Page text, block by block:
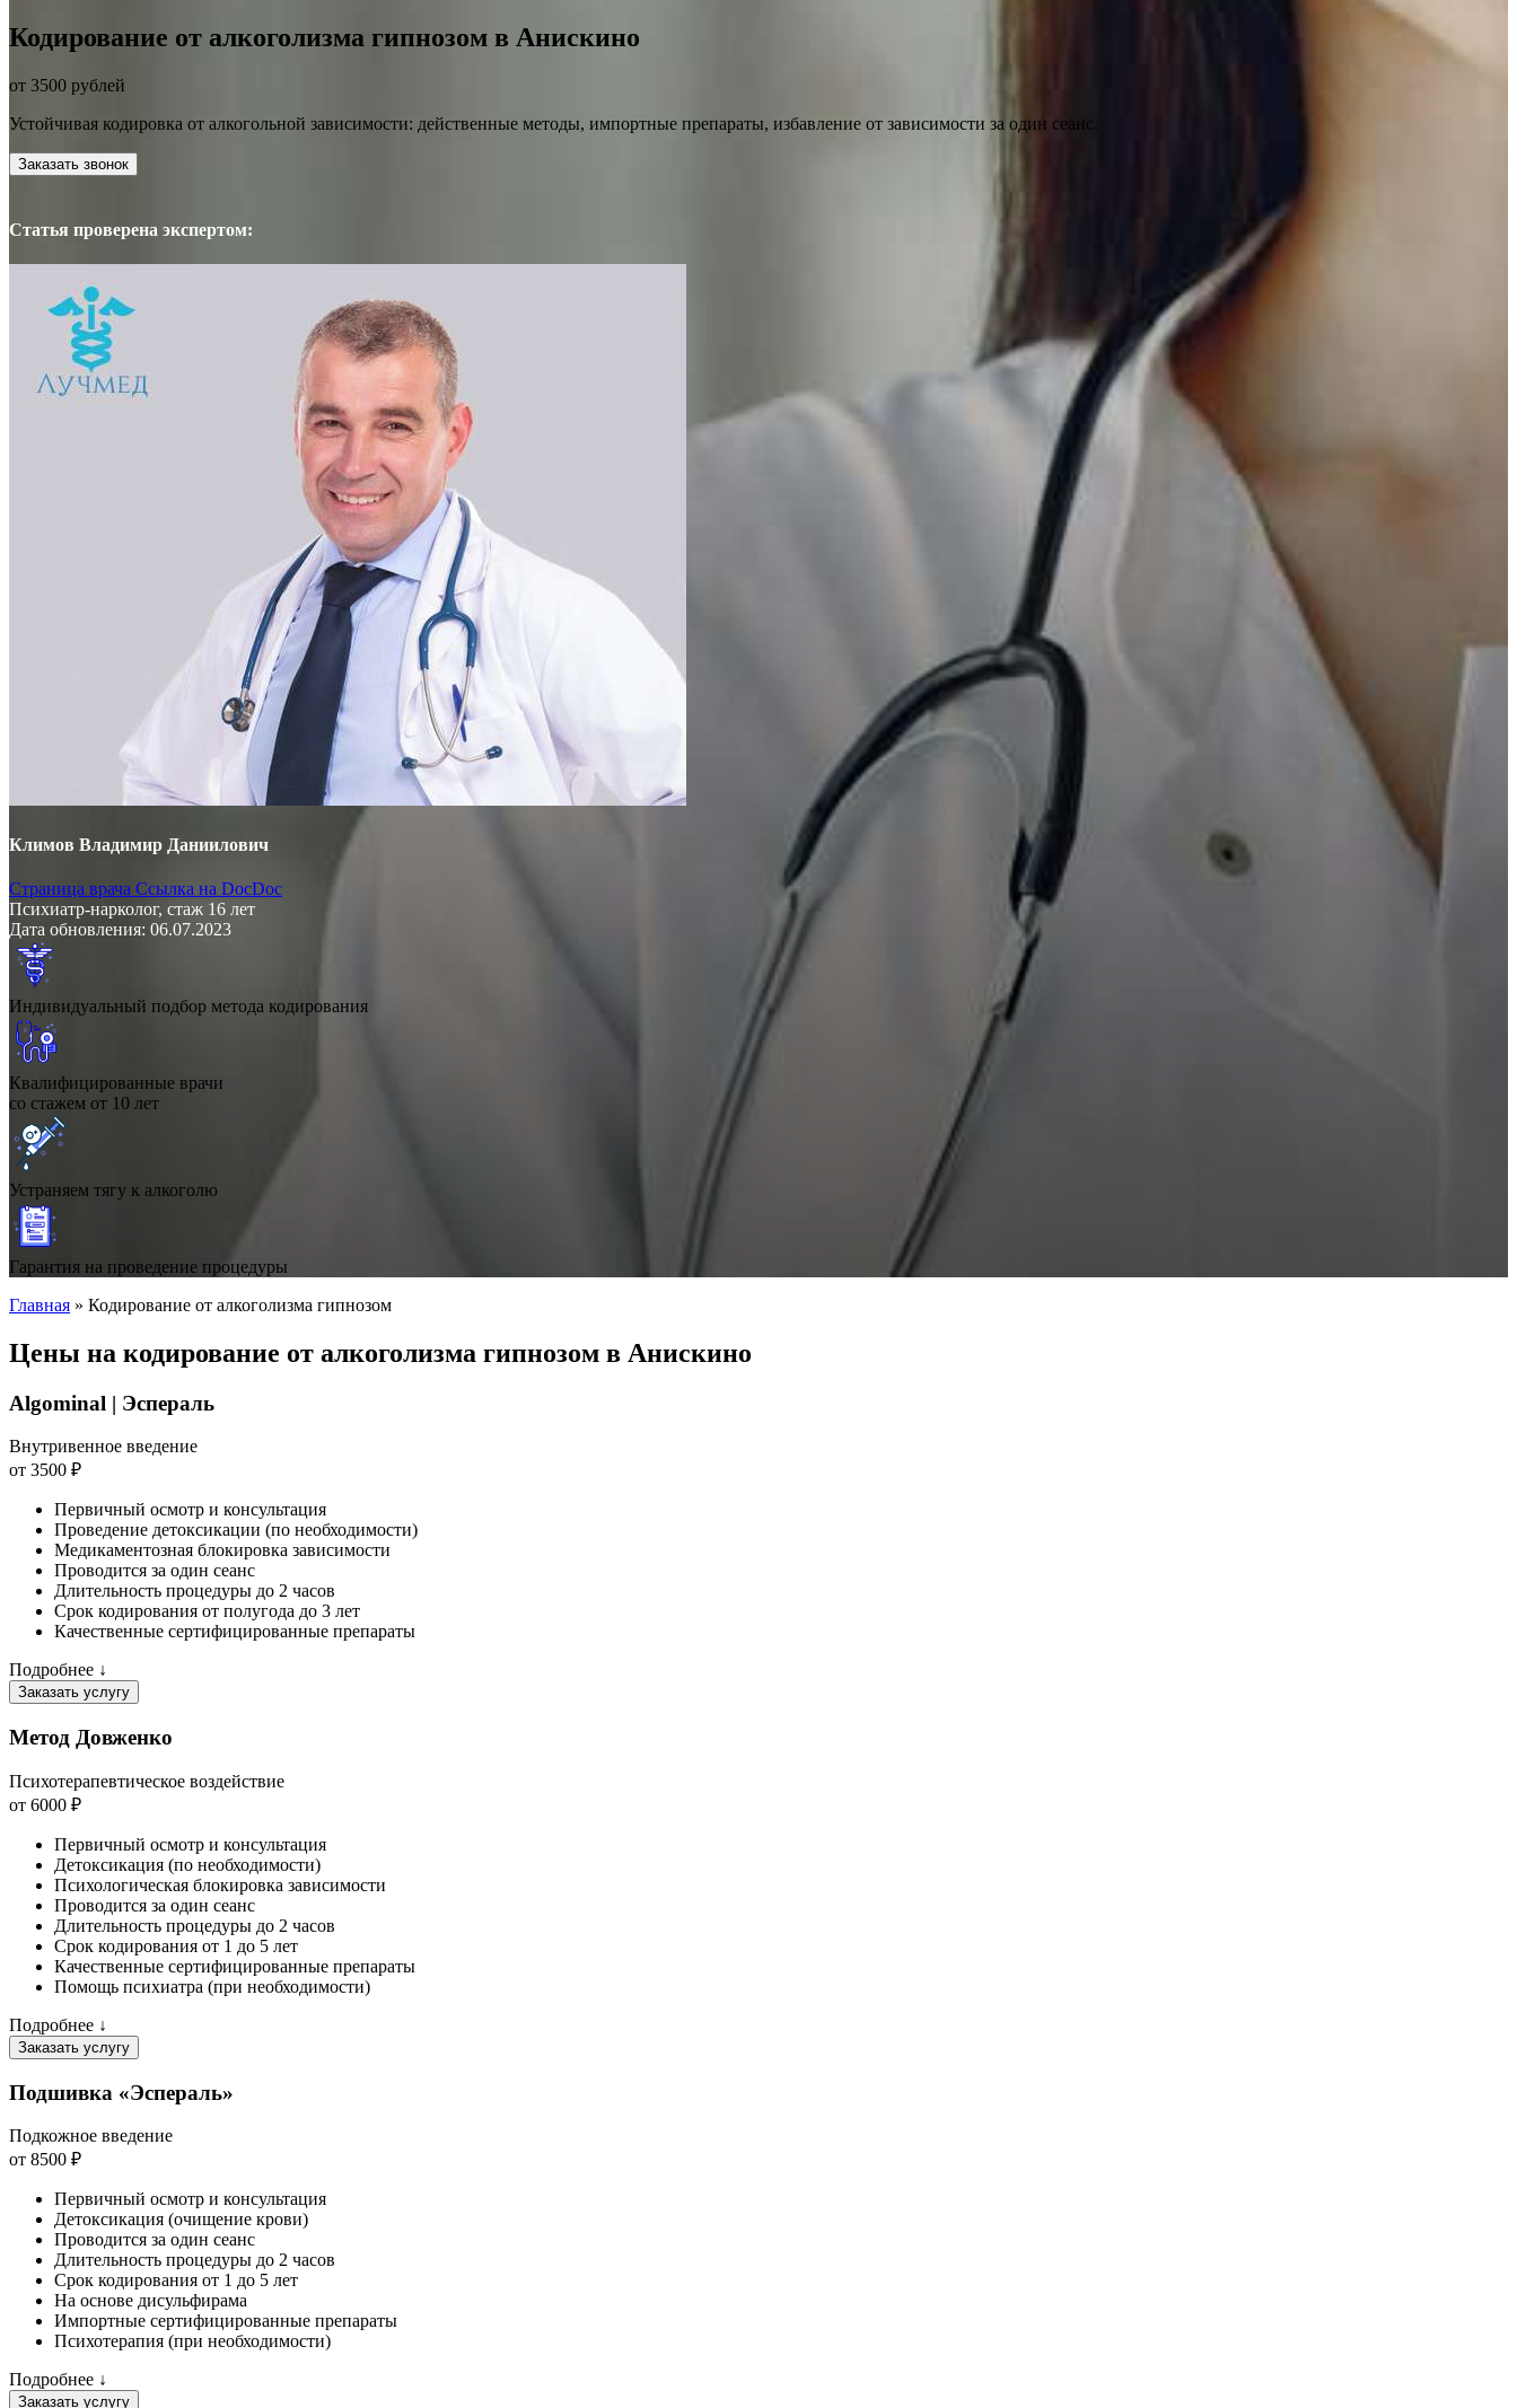
Кодирование от алкоголизма гипнозом в Анискино
от 3500 рублей
Устойчивая кодировка от алкогольной зависимости: действенные методы, импортные препараты, избавление от зависимости за один сеанс.
Заказать звонок
Статья проверена экспертом:
Климов Владимир Даниилович
Страница врача Ссылка на DocDoc
Психиатр-нарколог, стаж 16 лет
Дата обновления: 06.07.2023
Индивидуальный подбор метода кодирования
Квалифицированные врачи
со стажем от 10 лет
Устраняем тягу к алкоголю
Гарантия на проведение процедуры
Главная » Кодирование от алкоголизма гипнозом
Цены на кодирование от алкоголизма гипнозом в Анискино
Algominal | Эспераль
Внутривенное введение
от 3500 ₽
Первичный осмотр и консультация
Проведение детоксикации (по необходимости)
Медикаментозная блокировка зависимости
Проводится за один сеанс
Длительность процедуры до 2 часов
Срок кодирования от полугода до 3 лет
Качественные сертифицированные препараты
Подробнее ↓
Заказать услугу
Метод Довженко
Психотерапевтическое воздействие
от 6000 ₽
Первичный осмотр и консультация
Детоксикация (по необходимости)
Психологическая блокировка зависимости
Проводится за один сеанс
Длительность процедуры до 2 часов
Срок кодирования от 1 до 5 лет
Качественные сертифицированные препараты
Помощь психиатра (при необходимости)
Подробнее ↓
Заказать услугу
Подшивка «Эспераль»
Подкожное введение
от 8500 ₽
Первичный осмотр и консультация
Детоксикация (очищение крови)
Проводится за один сеанс
Длительность процедуры до 2 часов
Срок кодирования от 1 до 5 лет
На основе дисульфирама
Импортные сертифицированные препараты
Психотерапия (при необходимости)
Подробнее ↓
Заказать услугу